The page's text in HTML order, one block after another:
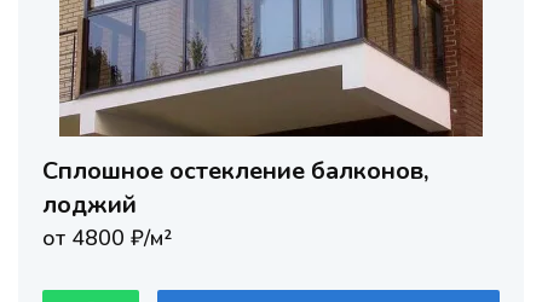
Сплошное остекление балконов,
лоджий
от 4800 ₽/м²